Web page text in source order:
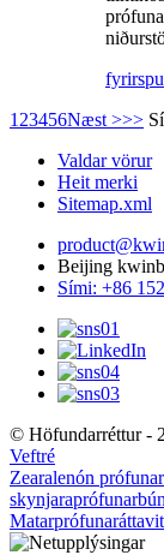
1 23456Næst >>>
Valdar vörur
Heit merki
Sitemap.xml
Beijing
Sími: +86
© Höfundarréttur -
Veftré
Zearalenón